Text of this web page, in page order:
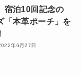
宿泊10回記念の
「本革ポーチ」を
年6月27日